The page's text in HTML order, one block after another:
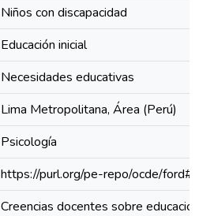
Niños con discapacidad
Educación inicial
Necesidades educativas
Lima Metropolitana, Área (Perú)
Psicología
https://purl.org/pe-repo/ocde/
Creencias docentes sobre